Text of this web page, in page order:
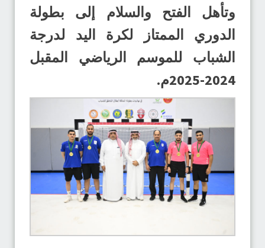
وتأهل الفتح والسلام إلى بطولة
الدوري الممتاز لكرة اليد لدرجة
الشباب للموسم الرياضي المقبل
2024-2025م.